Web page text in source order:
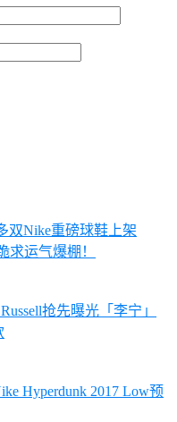
双Nike重磅球鞋上架
求运气爆棚！
抢先曝光「李宁」
Hyperdunk 2017 Low预